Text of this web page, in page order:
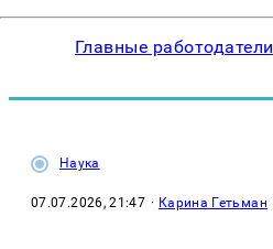
Главные работодатели
Наука
07.07.2026, 21:47 · Карина Гетьман